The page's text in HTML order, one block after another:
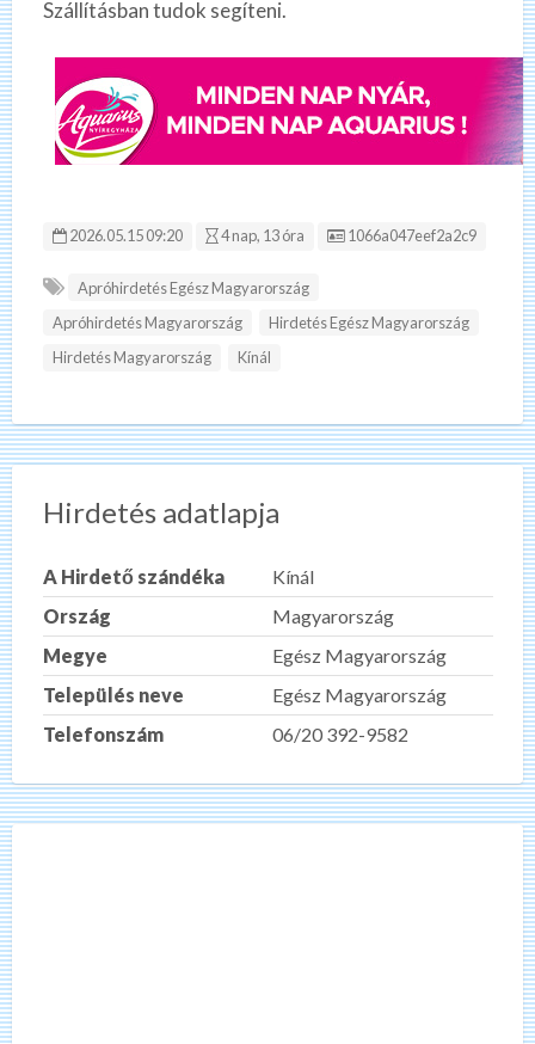
Szállításban tudok segíteni.
2026.05.15 09:20 4 nap, 13 óra Hirdetés ID:
1066a047eef2a2c9
Apróhirdetés Egész Magyarország
Apróhirdetés Magyarország
Hirdetés Egész Magyarország
Hirdetés Magyarország
Kínál
Hirdetés adatlapja
A Hirdető szándéka
Kínál
Ország
Magyarország
Megye
Egész Magyarország
Település neve
Egész Magyarország
Telefonszám
06/20 392-9582